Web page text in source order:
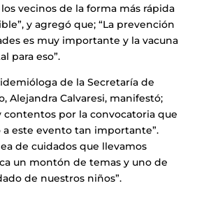
vecinos de la forma más rápida
y agregó que; “La prevención
es muy importante y la vacuna
para eso”.
de la Secretaría de
Alejandra Calvaresi, manifestó;
contentos por la convocatoria que
este evento tan importante”.
de cuidados que llevamos
un montón de temas y uno de
de nuestros niños”.